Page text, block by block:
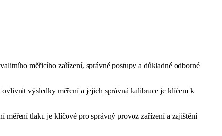
měřicího zařízení, správné postupy a důkladné odborné
výsledky měření a jejich správná kalibrace je klíčem k
měření tlaku je klíčové pro správný provoz zařízení a zajištění